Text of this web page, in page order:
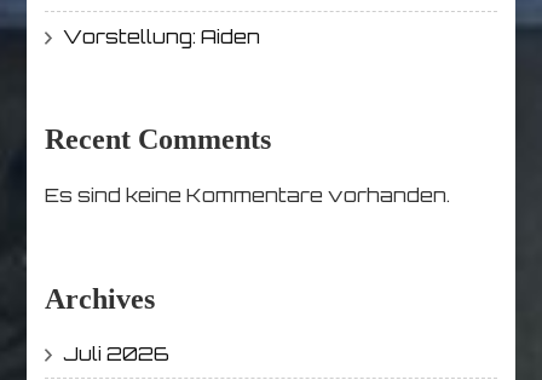
Vorstellung: Aiden
Recent Comments
Es sind keine Kommentare vorhanden.
Archives
Juli 2026